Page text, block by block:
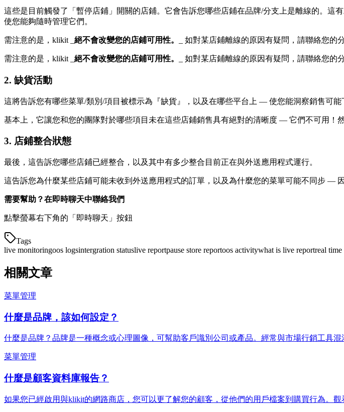
這些是目前觸發了「暫停店鋪」開關的店鋪。它會告訴您哪些店鋪在品牌/分支上是離線的。
使您能夠隨時管理它們。
需注意的是，klikit _ 絕不會改變您的店鋪可用性。 _ 如對某店鋪離線的原因有疑問，請聯絡您的
需注意的是，klikit _ 絕不會改變您的店鋪可用性。 _ 如對某店鋪離線的原因有疑問，請聯絡您的
2. 缺貨活動
這將告訴您有哪些菜單/類別/項目被標示為『缺貨』，以及在哪些平台上 — 使您能洞察銷售可能
基本上，它讓您和您的團隊對於哪些項目未在這些店鋪銷售具有絕對的清晰度 — 它們不可用！
3. 店鋪整合狀態
最後，這告訴您哪些店鋪已經整合，以及其中有多少整合目前正在與外送應用程式運行。
這告訴您為什麼某些店鋪可能未收到外送應用程式的訂單，以及為什麼您的菜單可能不同步 —
需要幫助？在即時聊天中聯絡我們
點擊螢幕右下角的「即時聊天」按鈕
Tags
live monitoringoos logsintergration statuslive reportpause store reportoos activitywhat is live reportreal time
相關文章
菜單管理
什麼是品牌，該如何設定？
什麼是品牌？品牌是一種概念或心理圖像，可幫助客戶識別公司或產品。經常與市場行銷工具混
菜單管理
什麼是顧客資料庫報告？
如果您已經啟用與klikit的網路商店，您可以更了解您的顧客，從他們的用戶檔案到購買行為。觀